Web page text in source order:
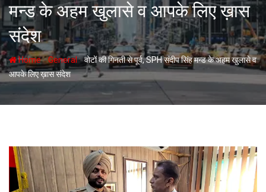
मन्ड के अहम खुलासे व आपके लिए ख़ास
संदेश
Home-General-वोटों की गिनती से पूर्व, SPH संदीप सिंह मन्ड के अहम खुलासे व
आपके लिए ख़ास संदेश